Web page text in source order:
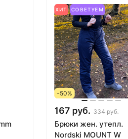
ХИТ СОВЕТУЕМ
-50%
167 руб. 334 руб.
Брюки жен. утепл.
Nordski MOUNT W